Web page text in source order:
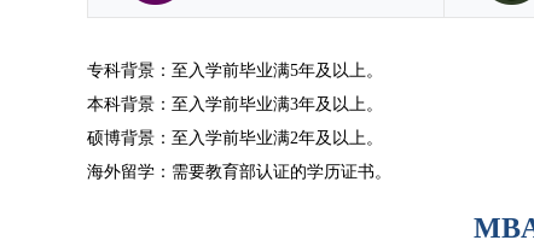
专科背景：至入学前毕业满5年及以上。
本科背景：至入学前毕业满3年及以上。
硕博背景：至入学前毕业满2年及以上。
海外留学：需要教育部认证的学历证书。